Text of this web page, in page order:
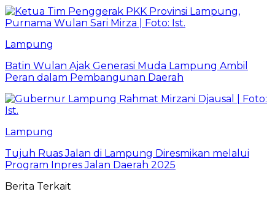
Lampung
Batin Wulan Ajak Generasi Muda Lampung Ambil
Peran dalam Pembangunan Daerah
Lampung
Tujuh Ruas Jalan di Lampung Diresmikan melalui
Program Inpres Jalan Daerah 2025
Berita Terkait